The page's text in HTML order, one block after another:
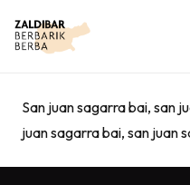
San juan sagarra bai, san
juan sagarra bai, san juan